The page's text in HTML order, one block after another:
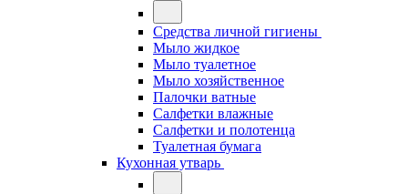
Средства личной гигиены
Мыло жидкое
Мыло туалетное
Мыло хозяйственное
Палочки ватные
Салфетки влажные
Салфетки и полотенца
Туалетная бумага
Кухонная утварь